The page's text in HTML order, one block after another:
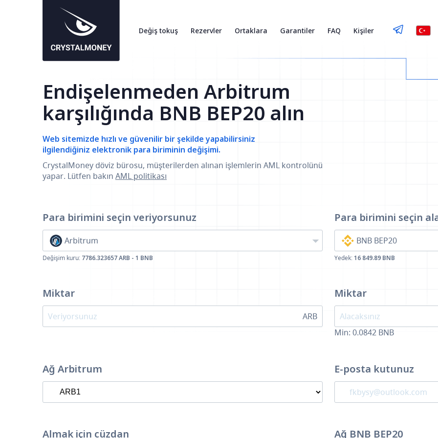
Değiş tokuş Rezervler Ortaklara Garantiler FAQ Kişiler
Endişelenmeden Arbitrum
karşılığında BNB BEP20 alın
Web sitemizde hızlı ve güvenilir bir şekilde yapabilirsiniz
ilgilendiğiniz elektronik para biriminin değişimi.
CrystalMoney döviz bürosu, müşterilerden alınan işlemlerin AML kontrolünü
yapar. Lütfen bakın AML politikası
Para birimini seçin veriyorsunuz
Arbitrum
Değişim kuru: 7786.323657 ARB - 1 BNB
Miktar
ARB
Para birimini seçin
BNB BEP20
Yedek: 16 849.89 BNB
Miktar
Min: 0.0842 BNB
Ağ Arbitrum E-posta kutunuz
Almak için cüzdan Ağ BNB BEP20